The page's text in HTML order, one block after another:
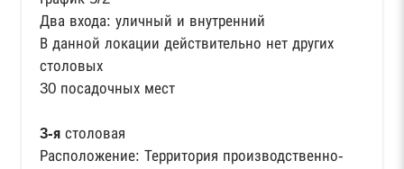
Два входа: уличный и внутренний
В данной локации действительно нет других
столовых
30 посадочных мест
3-я столовая
Расположение: Территория производственно-